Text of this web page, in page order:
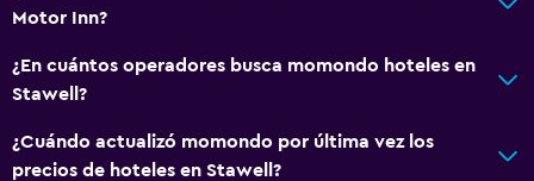
Motor Inn?
¿En cuántos operadores busca momondo hoteles en
Stawell?
¿Cuándo actualizó momondo por última vez los
precios de hoteles en Stawell?